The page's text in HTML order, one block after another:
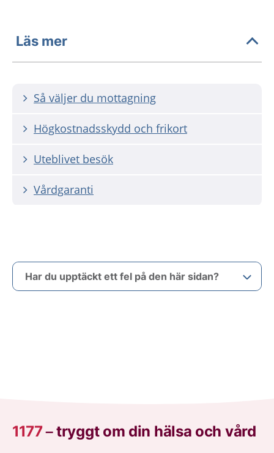
Läs mer
Så väljer du mottagning
Högkostnadsskydd och frikort
Uteblivet besök
Vårdgaranti
Har du upptäckt ett fel på den här sidan?
1177–tryggt om din hälsa och vård